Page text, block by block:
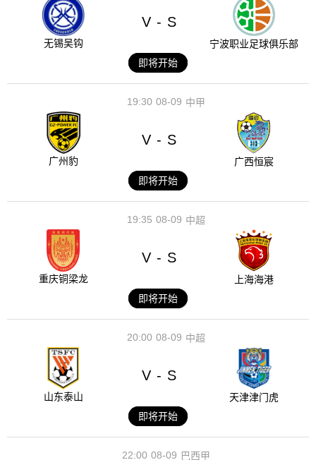
无锡吴钩
V - S
宁波职业足球俱乐部
即将开始
08-09
19:30 中甲
广州豹
V - S
广西恒宸
即将开始
08-09
19:35 中超
重庆铜梁龙
V - S
上海海港
即将开始
08-09
20:00 中超
山东泰山
V - S
天津津门虎
即将开始
08-09
22:00 巴西甲